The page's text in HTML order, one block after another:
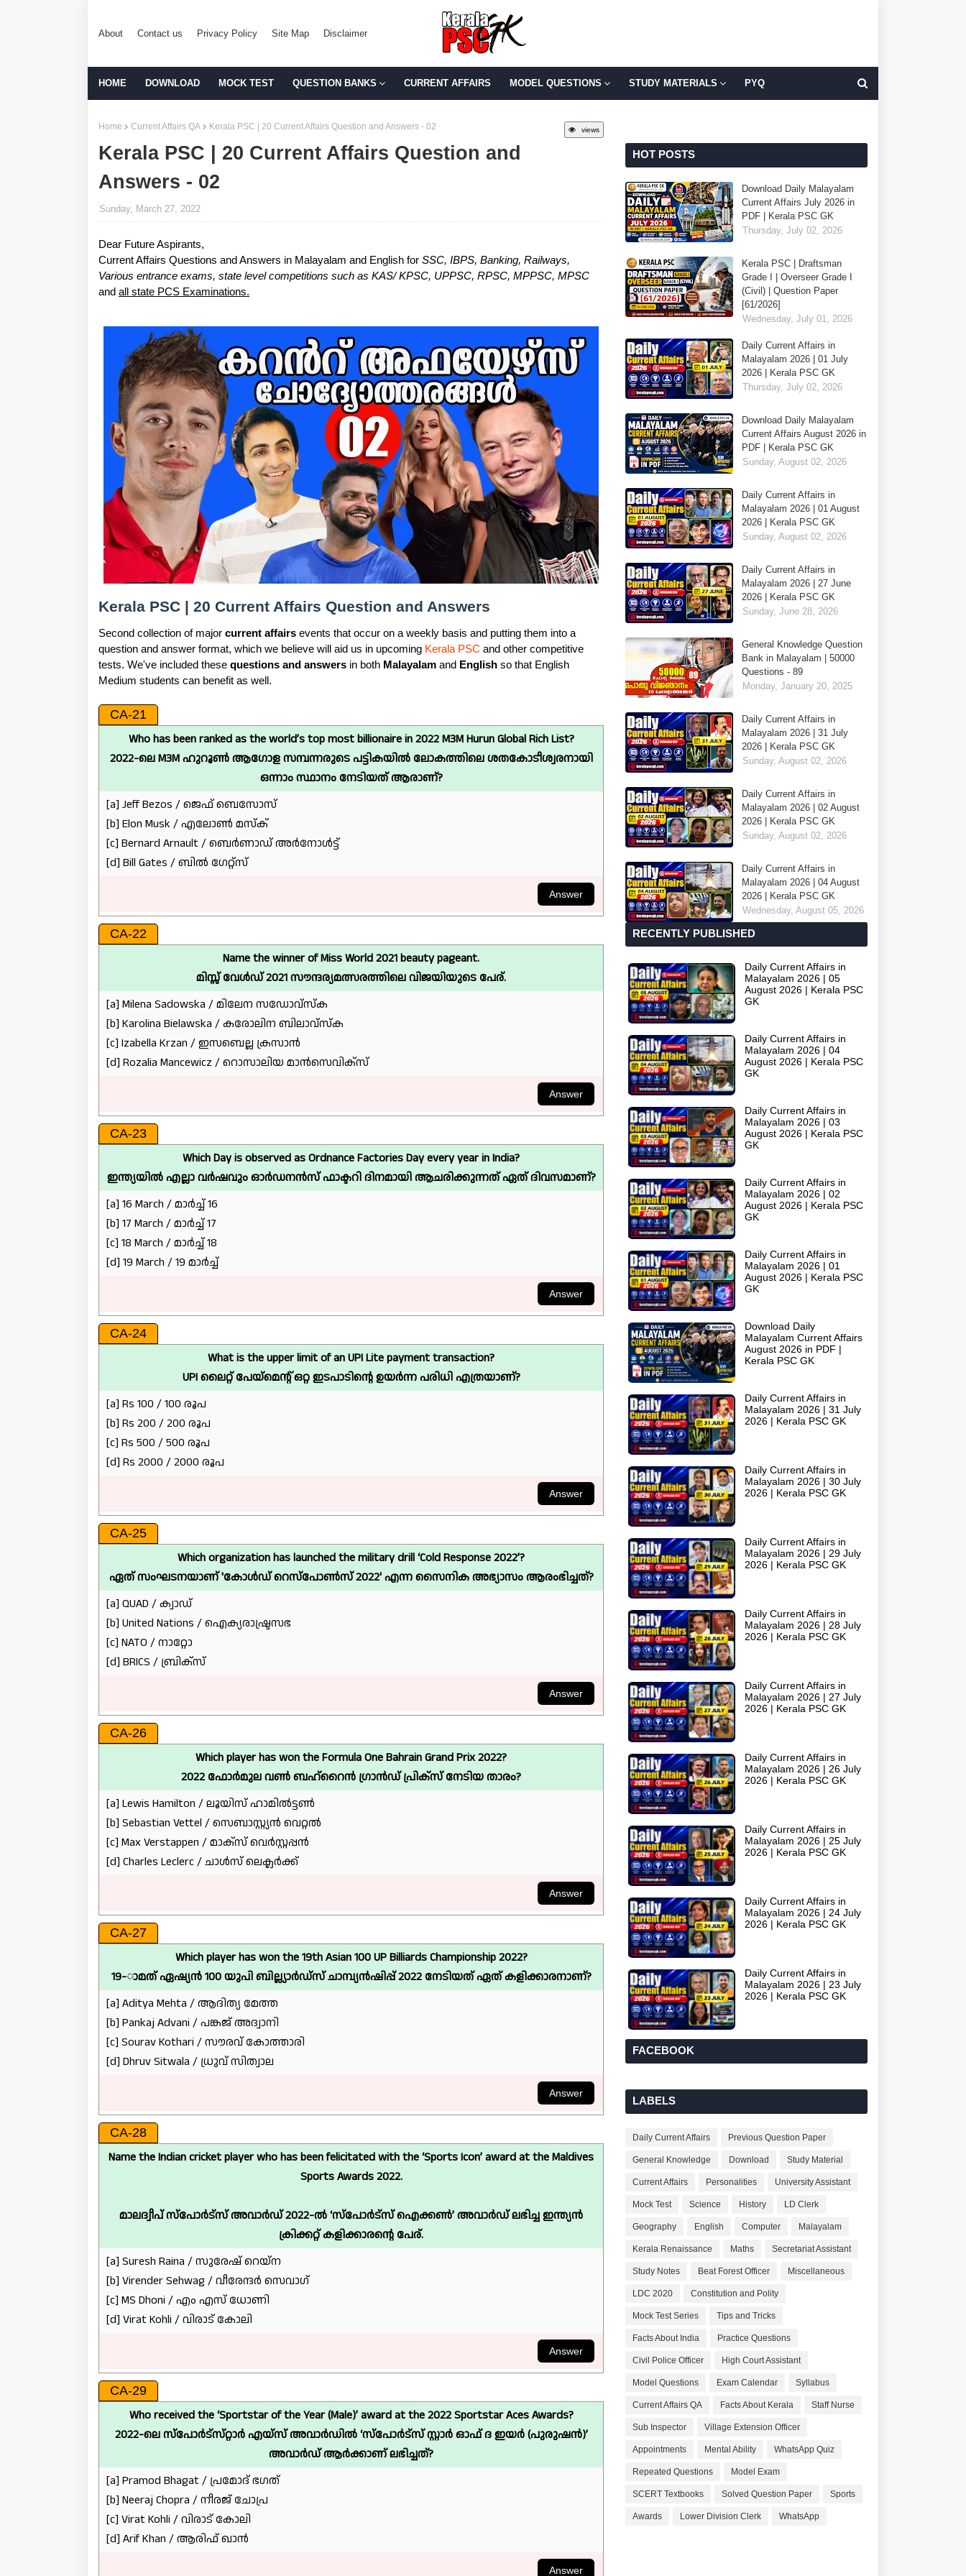
About Contact us Privacy Policy Site Map Disclaimer
HOME DOWNLOAD MOCK TEST QUESTION BANKS CURRENT AFFAIRS MODEL QUESTIONS STUDY MATERIALS PYQ
views
Home Current Affairs QA Kerala PSC | 20 Current Affairs Question and Answers - 02
Kerala PSC | 20 Current Affairs Question and
Answers - 02
Sunday, March 27, 2022
Dear Future Aspirants,
Current Affairs Questions and Answers in Malayalam and English for SSC, IBPS, Banking, Railways,
Various entrance exams, state level competitions such as KAS/ KPSC, UPPSC, RPSC, MPPSC, MPSC
and all state PCS Examinations.
Kerala PSC | 20 Current Affairs Question and Answers
Second collection of major current affairs events that occur on a weekly basis and putting them into a
question and answer format, which we believe will aid us in upcoming Kerala PSC and other competitive
tests. We've included these questions and answers in both Malayalam and English so that English
Medium students can benefit as well.
CA-21
Who has been ranked as the world’s top most billionaire in 2022 M3M Hurun Global Rich List?
2022-ലെ M3M ഹുറൂൺ ആഗോള സമ്പന്നരുടെ പട്ടികയിൽ ലോകത്തിലെ ശതകോടീശ്വരനായി
ഒന്നാം സ്ഥാനം നേടിയത് ആരാണ്?
[a] Jeff Bezos / ജെഫ് ബെസോസ്
[b] Elon Musk / എലോൺ മസ്‌ക്
[c] Bernard Arnault / ബെർണാഡ് അർനോൾട്ട്
[d] Bill Gates / ബിൽ ഗേറ്റ്സ്
CA-22
Name the winner of Miss World 2021 beauty pageant.
മിസ്സ് വേൾഡ് 2021 സൗന്ദര്യമത്സരത്തിലെ വിജയിയുടെ പേര്.
[a] Milena Sadowska / മിലേന സഡോവ്സ്ക
[b] Karolina Bielawska / കരോലിന ബിലാവ്സ്ക
[c] Izabella Krzan / ഇസബെല്ല ക്രസാൻ
[d] Rozalia Mancewicz / റൊസാലിയ മാൻസെവിക്‌സ്
CA-23
Which Day is observed as Ordnance Factories Day every year in India?
ഇന്ത്യയിൽ എല്ലാ വർഷവും ഓർഡനൻസ് ഫാക്ടറി ദിനമായി ആചരിക്കുന്നത് ഏത് ദിവസമാണ്?
[a] 16 March / മാർച്ച് 16
[b] 17 March / മാർച്ച് 17
[c] 18 March / മാർച്ച് 18
[d] 19 March / 19 മാർച്ച്
CA-24
What is the upper limit of an UPI Lite payment transaction?
UPI ലൈറ്റ് പേയ്‌മെന്റ് ഒറ്റ ഇടപാടിന്റെ ഉയർന്ന പരിധി എത്രയാണ്?
[a] Rs 100 / 100 രൂപ
[b] Rs 200 / 200 രൂപ
[c] Rs 500 / 500 രൂപ
[d] Rs 2000 / 2000 രൂപ
CA-25
Which organization has launched the military drill ‘Cold Response 2022’?
ഏത് സംഘടനയാണ് 'കോൾഡ് റെസ്‌പോൺസ് 2022' എന്ന സൈനിക അഭ്യാസം ആരംഭിച്ചത്?
[a] QUAD / ക്വാഡ്
[b] United Nations / ഐക്യരാഷ്ട്രസഭ
[c] NATO / നാറ്റോ
[d] BRICS / ബ്രിക്സ്
CA-26
Which player has won the Formula One Bahrain Grand Prix 2022?
2022 ഫോർമുല വൺ ബഹ്‌റൈൻ ഗ്രാൻഡ് പ്രിക്സ് നേടിയ താരം?
[a] Lewis Hamilton / ലൂയിസ് ഹാമിൽട്ടൺ
[b] Sebastian Vettel / സെബാസ്റ്റ്യൻ വെറ്റൽ
[c] Max Verstappen / മാക്സ് വെർസ്റ്റപ്പൻ
[d] Charles Leclerc / ചാൾസ് ലെക്ലർക്ക്
CA-27
Which player has won the 19th Asian 100 UP Billiards Championship 2022?
19-ാമത് ഏഷ്യൻ 100 യുപി ബില്ല്യാർഡ്സ് ചാമ്പ്യൻഷിപ്പ് 2022 നേടിയത് ഏത് കളിക്കാരനാണ്?
[a] Aditya Mehta / ആദിത്യ മേത്ത
[b] Pankaj Advani / പങ്കജ് അദ്വാനി
[c] Sourav Kothari / സൗരവ് കോത്താരി
[d] Dhruv Sitwala / ധ്രുവ് സിത്വാല
CA-28
Name the Indian cricket player who has been felicitated with the ‘Sports Icon’ award at the Maldives
Sports Awards 2022.
മാലദ്വീപ് സ്‌പോർട്‌സ് അവാർഡ് 2022-ൽ ‘സ്‌പോർട്‌സ് ഐക്കൺ’ അവാർഡ് ലഭിച്ച ഇന്ത്യൻ
ക്രിക്കറ്റ് കളിക്കാരന്റെ പേര്.
[a] Suresh Raina / സുരേഷ് റെയ്ന
[b] Virender Sehwag / വീരേന്ദർ സെവാഗ്
[c] MS Dhoni / എം എസ് ധോണി
[d] Virat Kohli / വിരാട് കോലി
CA-29
Who received the ‘Sportstar of the Year (Male)’ award at the 2022 Sportstar Aces Awards?
2022-ലെ സ്‌പോർട്‌സ്‌റ്റാർ എയ്‌സ് അവാർഡിൽ ‘സ്‌പോർട്‌സ് സ്റ്റാർ ഓഫ് ദ ഇയർ (പുരുഷൻ)’
അവാർഡ് ആർക്കാണ് ലഭിച്ചത്?
[a] Pramod Bhagat / പ്രമോദ് ഭഗത്
[b] Neeraj Chopra / നീരജ് ചോപ്ര
[c] Virat Kohli / വിരാട് കോലി
[d] Arif Khan / ആരിഫ് ഖാൻ
HOT POSTS
Download Daily Malayalam
Current Affairs July 2026 in
PDF | Kerala PSC GK
Thursday, July 02, 2026
Kerala PSC | Draftsman
Grade I | Overseer Grade I
(Civil) | Question Paper
[61/2026]
Wednesday, July 01, 2026
Daily Current Affairs in
Malayalam 2026 | 01 July
2026 | Kerala PSC GK
Thursday, July 02, 2026
Download Daily Malayalam
Current Affairs August 2026 in
PDF | Kerala PSC GK
Sunday, August 02, 2026
Daily Current Affairs in
Malayalam 2026 | 01 August
2026 | Kerala PSC GK
Sunday, August 02, 2026
Daily Current Affairs in
Malayalam 2026 | 27 June
2026 | Kerala PSC GK
Sunday, June 28, 2026
General Knowledge Question
Bank in Malayalam | 50000
Questions - 89
Monday, January 20, 2025
Daily Current Affairs in
Malayalam 2026 | 31 July
2026 | Kerala PSC GK
Sunday, August 02, 2026
Daily Current Affairs in
Malayalam 2026 | 02 August
2026 | Kerala PSC GK
Sunday, August 02, 2026
Daily Current Affairs in
Malayalam 2026 | 04 August
2026 | Kerala PSC GK
Wednesday, August 05, 2026
RECENTLY PUBLISHED
Daily Current Affairs in
Malayalam 2026 | 05
August 2026 | Kerala PSC
GK
Daily Current Affairs in
Malayalam 2026 | 04
August 2026 | Kerala PSC
GK
Daily Current Affairs in
Malayalam 2026 | 03
August 2026 | Kerala PSC
GK
Daily Current Affairs in
Malayalam 2026 | 02
August 2026 | Kerala PSC
GK
Daily Current Affairs in
Malayalam 2026 | 01
August 2026 | Kerala PSC
GK
Download Daily
Malayalam Current Affairs
August 2026 in PDF |
Kerala PSC GK
Daily Current Affairs in
Malayalam 2026 | 31 July
2026 | Kerala PSC GK
Daily Current Affairs in
Malayalam 2026 | 30 July
2026 | Kerala PSC GK
Daily Current Affairs in
Malayalam 2026 | 29 July
2026 | Kerala PSC GK
Daily Current Affairs in
Malayalam 2026 | 28 July
2026 | Kerala PSC GK
Daily Current Affairs in
Malayalam 2026 | 27 July
2026 | Kerala PSC GK
Daily Current Affairs in
Malayalam 2026 | 26 July
2026 | Kerala PSC GK
Daily Current Affairs in
Malayalam 2026 | 25 July
2026 | Kerala PSC GK
Daily Current Affairs in
Malayalam 2026 | 24 July
2026 | Kerala PSC GK
Daily Current Affairs in
Malayalam 2026 | 23 July
2026 | Kerala PSC GK
FACEBOOK
LABELS
Daily Current Affairs Previous Question Paper
General Knowledge Download Study Material
Current Affairs Personalities University Assistant
Mock Test Science History LD Clerk
Geography English Computer Malayalam
Kerala Renaissance Maths Secretariat Assistant
Study Notes Beat Forest Officer Miscellaneous
LDC 2020 Constitution and Polity
Mock Test Series Tips and Tricks
Facts About India Practice Questions
Civil Police Officer High Court Assistant
Model Questions Exam Calendar Syllabus
Current Affairs QA Facts About Kerala Staff Nurse
Sub Inspector Village Extension Officer
Appointments Mental Ability WhatsApp Quiz
Repeated Questions Model Exam
SCERT Textbooks Solved Question Paper Sports
Awards Lower Division Clerk WhatsApp